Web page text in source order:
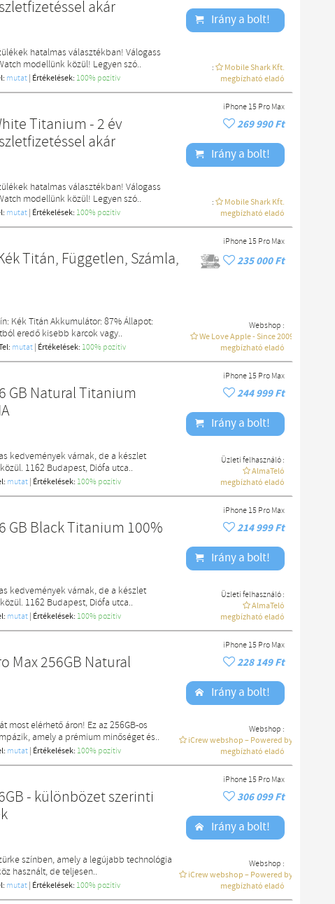
akár
hatalmas választékban! Válogass
modellünk közül! Legyen szó..
mutat | Értékelések: 100% pozítiv
Irány a bolt!
:
Mobile Shark Kft.
megbízható eladó
Titanium - 2 év
akár
hatalmas választékban! Válogass
modellünk közül! Legyen szó..
mutat | Értékelések: 100% pozítiv
iPhone 15 Pro Max
269 990 Ft
Irány a bolt!
:
Mobile Shark Kft.
megbízható eladó
Titán, Független, Számla,
Kék Titán Akkumulátor: 87% Állapot:
eredő kisebb karcok vagy..
mutat | Értékelések: 100% pozítiv
iPhone 15 Pro Max
235 000 Ft
Webshop :
We Love Apple - Since 2009
megbízható eladó
GB Natural Titanium
kedvemények várnak, de a készlet
1162 Budapest, Diófa utca..
mutat | Értékelések: 100% pozítiv
iPhone 15 Pro Max
244 999 Ft
Irány a bolt!
Üzleti felhasználó :
AlmaTeló
megbízható eladó
GB Black Titanium 100%
kedvemények várnak, de a készlet
1162 Budapest, Diófa utca..
mutat | Értékelések: 100% pozítiv
iPhone 15 Pro Max
214 999 Ft
Irány a bolt!
Üzleti felhasználó :
AlmaTeló
megbízható eladó
Max 256GB Natural
most elérhető áron! Ez az 256GB-os
amely a prémium minőséget és..
mutat | Értékelések: 100% pozítiv
iPhone 15 Pro Max
228 149 Ft
Irány a bolt!
Webshop :
iCrew webshop – Powered by macdoki
megbízható eladó
- különbözet szerinti
színben, amely a legújabb technológia
használt, de teljesen..
mutat | Értékelések: 100% pozítiv
iPhone 15 Pro Max
306 099 Ft
Irány a bolt!
Webshop :
iCrew webshop – Powered by macdoki
megbízható eladó